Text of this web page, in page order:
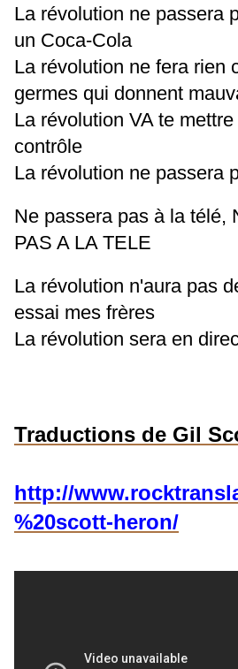
La révolution ne passera
un Coca-Cola
La révolution ne fera rien
germes qui donnent
La révolution VA te
contrôle
La révolution ne passera
Ne passera pas à la télé,
PAS A LA TELE
La révolution n'aura pas
essai mes frères
La révolution sera en
Traductions de Gil
http://
%20scott-heron/